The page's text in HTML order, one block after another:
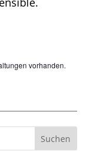
vorhanden.